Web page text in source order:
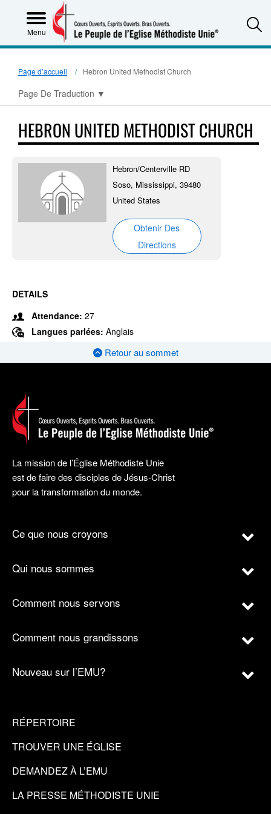
Menu
Page d’accueil Hebron United Methodist Church
Page De Traduction ▼
HEBRON UNITED METHODIST CHURCH
Hebron/Centerville RD
Soso, Mississippi, 39480
United States
Obtenir Des
Directions
DETAILS
Attendance: 27
Langues parlées: Anglais
Retour au sommet
La mission de l’Église Méthodiste Unie
est de faire des disciples de Jésus-Christ
pour la transformation du monde.
Ce que nous croyons
Qui nous sommes
Comment nous servons
Comment nous grandissons
Nouveau sur l’EMU?
RÉPERTOIRE
TROUVER UNE ÉGLISE
DEMANDEZ À L’EMU
LA PRESSE MÉTHODISTE UNIE